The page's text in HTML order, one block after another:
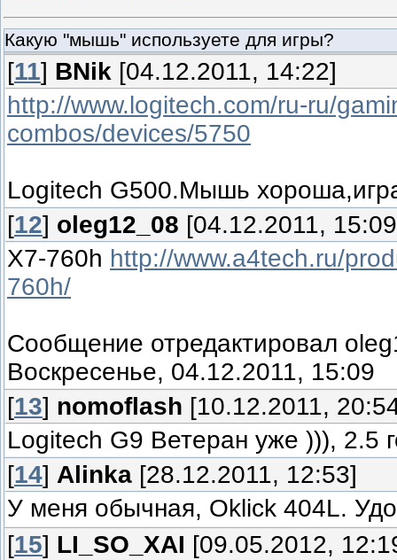
Какую "мышь" используете для игры?
[11] BNik [04.12.2011, 14:22]
http://www.logitech.com/ru-ru/
combos/devices/5750
Logitech G500.Мышь
[12] oleg12_08 [04.12.2011,
X7-760h http://www.a4tech.ru/
760h/
Сообщение отредактировал
Воскресенье, 04.12.2011, 15:09
[13] nomoflash [10.12.2011,
Logitech G9 Ветеран уже ))), 2.5
[14] Alinka [28.12.2011, 12:53]
У меня обычная, Oklick 404L.
[15] LI_SO_XAI [09.05.2012,